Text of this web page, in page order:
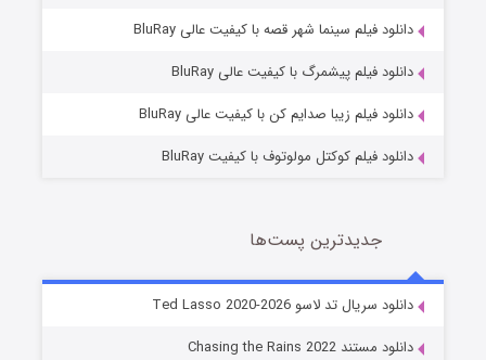
خاندان اژدها فصل ۳
دانلود فیلم سینما شهر قصه با کیفیت عالی BluRay
دانلود فیلم پیشمرگ با کیفیت عالی BluRay
دانلود فیلم زیبا صدایم کن با کیفیت عالی BluRay
دانلود فیلم کوکتل مولوتوف با کیفیت BluRay
جدیدترین پست‌ها
دانلود سریال تد لاسو Ted Lasso 2020-2026
دانلود مستند Chasing the Rains 2022